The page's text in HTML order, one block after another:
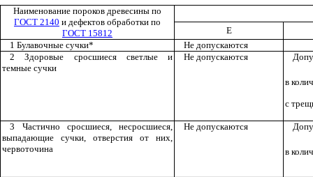
Наименование пороков древесины по
ГОСТ 2140 и дефектов обработки по
ГОСТ 15812
Е
1 Булавочные сучки*
Не допускаются
2 Здоровые сросшиеся светлые и
темные сучки
Не допускаются
в
с
3 Частично сросшиеся, несросшиеся,
выпадающие сучки, отверстия от них,
червоточина
Не допускаются
в